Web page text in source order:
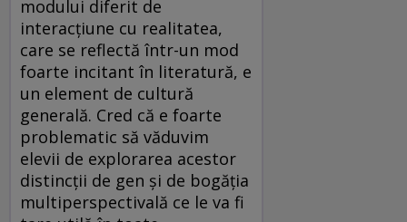
modului diferit de
interacțiune cu realitatea,
care se reflectă într-un mod
foarte incitant în literatură, e
un element de cultură
generală. Cred că e foarte
problematic să văduvim
elevii de explorarea acestor
distincții de gen și de bogăția
multiperspectivală ce le va fi